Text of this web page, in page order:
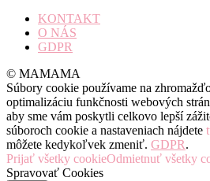
KONTAKT
O NÁS
GDPR
© MAMAMA
Súbory cookie používame na
optimalizáciu funkčnosti webových
aby sme vám poskytli celkovo lepší
súboroch cookie a nastaveniach nájdete
môžete kedykoľvek zmeniť. GDPR.
Prijať všetky cookieOdmietnuť všetky
Spravovať Cookies